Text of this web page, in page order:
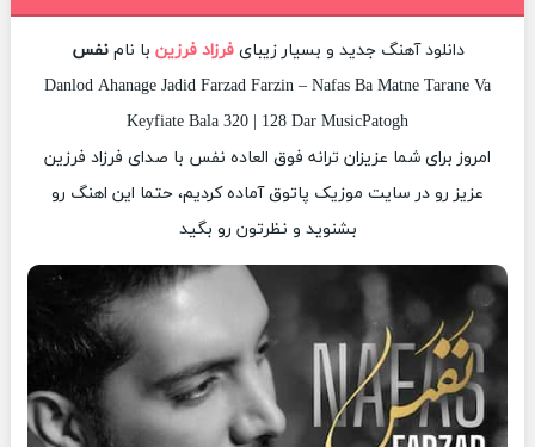
دانلود آهنگ جدید و بسیار زیبایفرزاد فرزین با نامنفس
Danlod Ahanage Jadid Farzad Farzin – Nafas Ba Matne Tarane Va
Keyfiate Bala 320 | 128 Dar MusicPatogh
امروز برای شما عزیزان ترانه فوق العاده نفس با صدای فرزاد فرزین
عزیز رو در سایت موزیک پاتوق آماده کردیم، حتما این اهنگ رو
بشنوید و نظرتون رو بگید